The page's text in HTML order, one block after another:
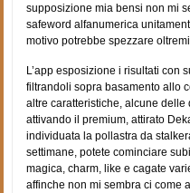
supposizione mia bensi non mi
safeword alfanumerica
motivo potrebbe spezzare
L’app esposizione i risultati con
filtrandoli sopra basamento allo
altre caratteristiche, alcune
attivando il premium, attirato
individuata la pollastra da
settimane, potete cominciare
magica, charm, like e cagate
affinche non mi sembra ci come